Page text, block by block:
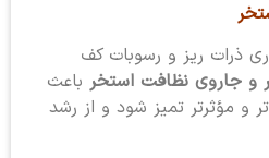
ذرات ریز و رسوبات کف
و جاروی نظافت استخرباعث
مؤثرتر تمیز شود و از رشد